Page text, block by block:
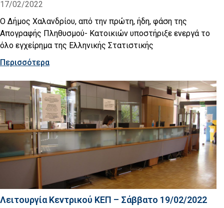
17/02/2022
Ο Δήμος Χαλανδρίου, από την πρώτη, ήδη, φάση της
Απογραφής Πληθυσμού- Κατοικιών υποστήριξε ενεργά το
όλο εγχείρημα της Ελληνικής Στατιστικής
Περισσότερα
Λειτουργία Κεντρικού ΚΕΠ – Σάββατο 19/02/2022